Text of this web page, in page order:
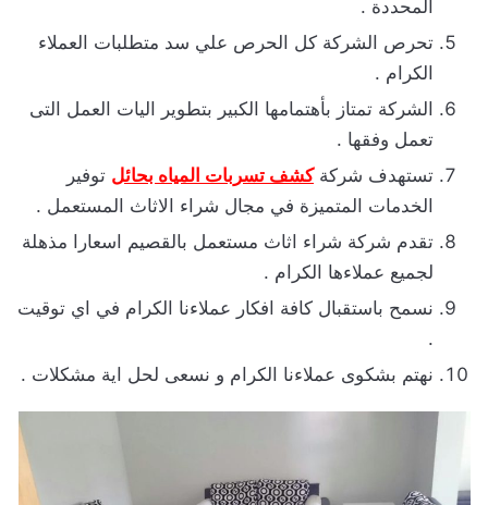
المحددة .
تحرص الشركة كل الحرص علي سد متطلبات العملاء
الكرام .
الشركة تمتاز بأهتمامها الكبير بتطوير اليات العمل التى
تعمل وفقها .
تستهدف شركةكشف تسربات المياه بحائل توفير
الخدمات المتميزة في مجال شراء الاثاث المستعمل .
تقدم شركة شراء اثاث مستعمل بالقصيم اسعارا مذهلة
لجميع عملاءها الكرام .
نسمح باستقبال كافة افكار عملاءنا الكرام في اي توقيت
.
نهتم بشكوى عملاءنا الكرام و نسعى لحل اية مشكلات .